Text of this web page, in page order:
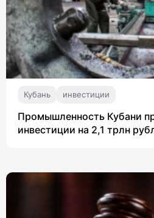
Кубань инвестиции
Промышленность Кубани
инвестиции на 2,1 трлн